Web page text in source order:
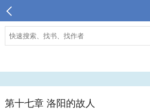
第十七章 洛阳的故人